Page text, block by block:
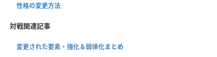
性格の変更方法
対戦関連記事
変更された要素・強化＆弱体化まとめ